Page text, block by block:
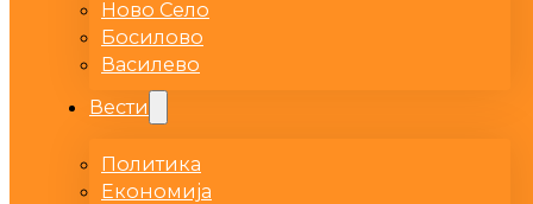
Ново Село
Босилово
Василево
Вести
Политика
Економија